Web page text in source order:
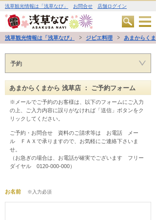
浅草観光情報は「浅草なび」 お問合せ 店舗ログイン
浅草観光情報は「浅草なび」 ジビエ料理 あまからく
予約
あまからくまから 浅草店 ： ご予約フォーム
※メールでご予約のお客様は、以下のフォームにご入力
の上、ご入力内容に誤りがなければ「送信」ボタンをク
リックしてください。
ご予約・お問合せ　資料のご請求等は　お電話　メー
ル　ＦＡＸで承りますので、お気軽にご連絡下さいま
せ。
（お急ぎの場合は、お電話が確実でございます　フリー
ダイヤル　0120-000-000）
お名前 ※入力必須